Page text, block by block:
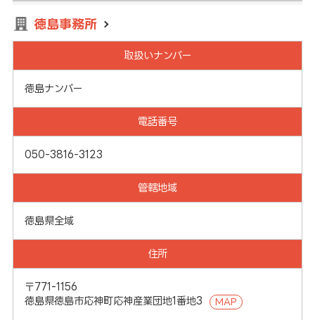
徳島事務所
取扱いナンバー
徳島ナンバー
電話番号
050-3816-3123
管轄地域
徳島県全域
住所
〒771-1156
徳島県徳島市応神町応神産業団地1番地3
MAP